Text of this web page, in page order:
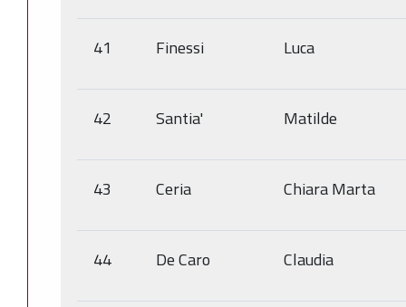
41 Finessi Luca
42 Santia' Matilde
43 Ceria Chiara Marta
44 De Caro Claudia